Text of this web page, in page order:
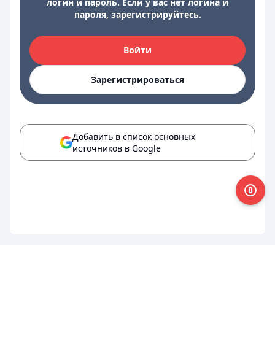
пароля, зарегистрируйтесь.
Войти
Зарегистрироваться
Добавить в список основных
источников в Google